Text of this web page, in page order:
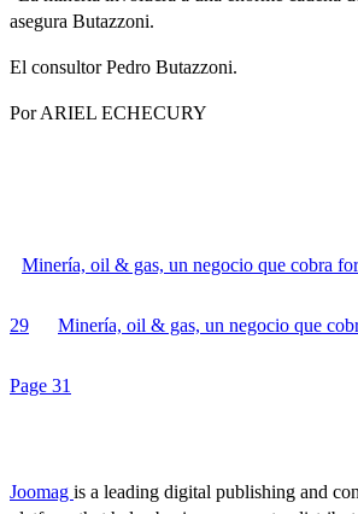
asegura Butazzoni.
El consultor Pedro Butazzoni.
Por ARIEL ECHECURY
Minería, oil & gas, un negocio que cobra
29 Minería, oil & gas, un negocio que
Page 31
Joomag is a leading digital publishing and